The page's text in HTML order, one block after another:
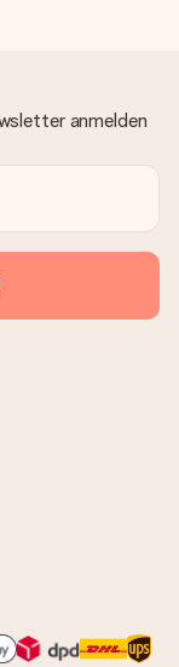
anmelden